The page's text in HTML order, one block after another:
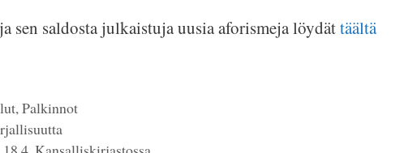
sen saldosta julkaistuja uusia aforismeja löydättäältä
,Palkinnot